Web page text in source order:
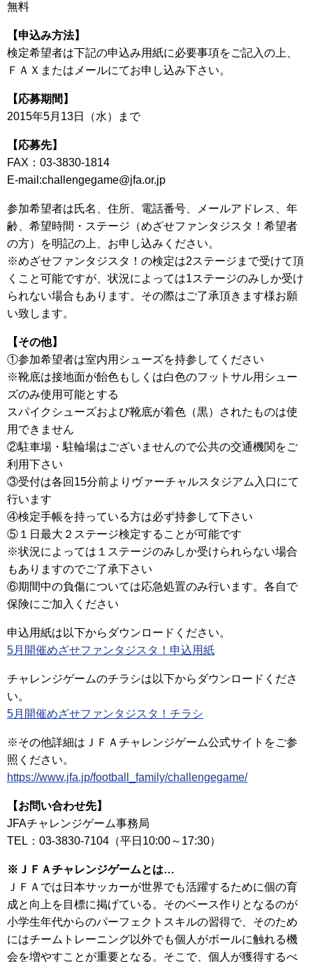
無料
【申込み方法】
検定希望者は下記の申込み用紙に必要事項をご記入の上、
ＦＡＸまたはメールにてお申し込み下さい。
【応募期間】
2015年5月13日（水）まで
【応募先】
FAX：03-3830-1814
E-mail:challengegame@jfa.or.jp
参加希望者は氏名、住所、電話番号、メールアドレス、年
齢、希望時間・ステージ（めざせファンタジスタ！希望者
の方）を明記の上、お申し込みください。
※めざせファンタジスタ！の検定は2ステージまで受けて頂
くこと可能ですが、状況によっては1ステージのみしか受け
られない場合もあります。その際はご了承頂きます様お願
い致します。
【その他】
①参加希望者は室内用シューズを持参してください
※靴底は接地面が飴色もしくは白色のフットサル用シュー
ズのみ使用可能とする
スパイクシューズおよび靴底が着色（黒）されたものは使
用できません
②駐車場・駐輪場はございませんので公共の交通機関をご
利用下さい
③受付は各回15分前よりヴァーチャルスタジアム入口にて
行います
④検定手帳を持っている方は必ず持参して下さい
⑤１日最大２ステージ検定することが可能です
※状況によっては１ステージのみしか受けられらない場合
もありますのでご了承下さい
⑥期間中の負傷については応急処置のみ行います。各自で
保険にご加入ください
申込用紙は以下からダウンロードください。
5月開催めざせファンタジスタ！申込用紙
チャレンジゲームのチラシは以下からダウンロードくださ
い。
5月開催めざせファンタジスタ！チラシ
※その他詳細はＪＦＡチャレンジゲーム公式サイトをご参
照ください。
https://www.jfa.jp/football_family/challengegame/
【お問い合わせ先】
JFAチャレンジゲーム事務局
TEL：03-3830-7104（平日10:00～17:30）
※ＪＦＡチャレンジゲームとは…
ＪＦＡでは日本サッカーが世界でも活躍するために個の育
成と向上を目標に掲げている。そのベース作りとなるのが
小学生年代からのパーフェクトスキルの習得で、そのため
にはチームトレーニング以外でも個人がボールに触れる機
会を増やすことが重要となる。そこで、個人が獲得するべ